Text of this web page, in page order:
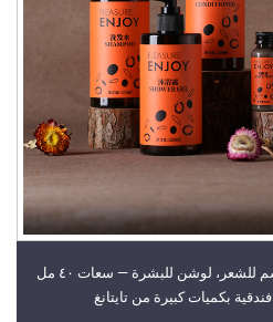
شامبو فندقي، جل استحمام، بلسم للشعر، لوشن للبشرة — سعات ٤٠ مل